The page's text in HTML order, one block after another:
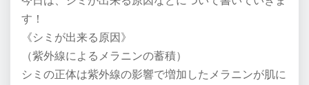
す！
《シミが出来る原因》
（紫外線によるメラニンの蓄積）
シミの正体は紫外線の影響で増加したメラニンが肌に